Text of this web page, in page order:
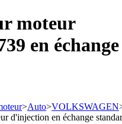
moteur
en échange
>Auto>VOLKSWAGEN
d'injection en échange